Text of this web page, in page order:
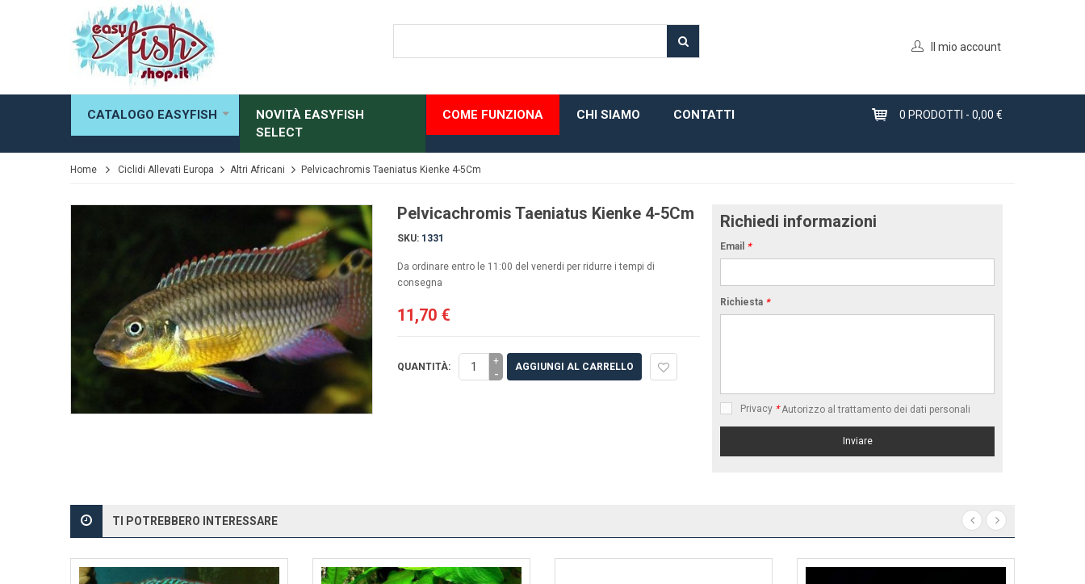
Il mio account
CATALOGO EASYFISH
NOVITÀ EASYFISH
SELECT
COME FUNZIONA CHI SIAMO CONTATTI 0 PRODOTTI - 0,00 €
Home Ciclidi Allevati Europa Altri Africani Pelvicachromis Taeniatus Kienke 4-5Cm
Pelvicachromis Taeniatus Kienke 4-5Cm
SKU: 1331
Da ordinare entro le 11:00 del venerdi per ridurre i tempi di
consegna
11,70 €
QUANTITÀ: +
- AGGIUNGI AL CARRELLO
Richiedi informazioni
Email *
Richiesta *
Privacy * Autorizzo al trattamento dei dati personali
TI POTREBBERO INTERESSARE